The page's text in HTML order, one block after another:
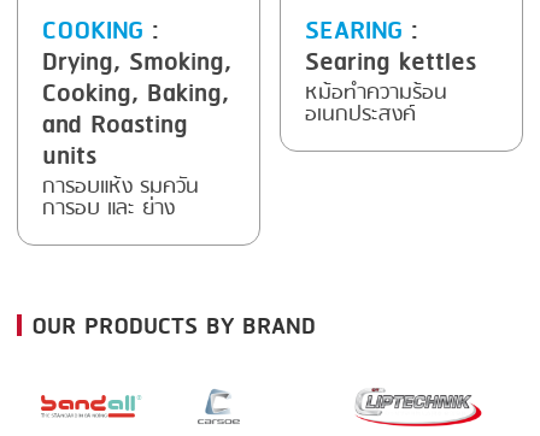
LOADER
MEMBRANING
PACKING
PEELING
SEARING
SKIN PACK
SLICING
SMOKING
ORVED
COOKING :
Drying, Smoking,
Cooking, Baking,
and Roasting
units
การอบแห้ง รมควัน
การอบ และ ย่าง
SEARING :
Searing kettles
หม้อทำความร้อน
อเนกประสงค์
OUR PRODUCTS BY BRAND